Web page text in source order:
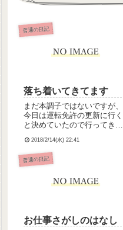
普通の日記
落ち着いてきてます
まだ本調子ではないですが、
今日は運転免許の更新に行く
と決めていたので行ってきま
オがけっこうショッキングだ
ったけど、なんとか耐えまし
た💦まだ本調子じゃない精神
います(;_;)はてさて、初回
2018/2/14(水) 22:41
普通の日記
お仕事さがしのはなし